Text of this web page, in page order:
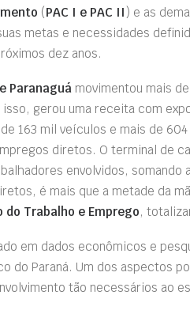
(PAC I e PAC II ) e as
metas e necessidades
dez anos.
Paranaguá movimentou mais
gerou uma receita com
163 mil veículos e mais de
diretos. O terminal de
envolvidos, somando
é mais que a metade da
do Trabalho e Emprego,
em dados econômicos e
do Paraná. Um dos aspectos
tão necessários ao